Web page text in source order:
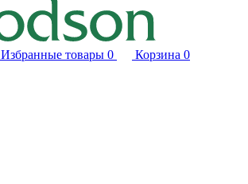
Избранные товары 0 Корзина 0